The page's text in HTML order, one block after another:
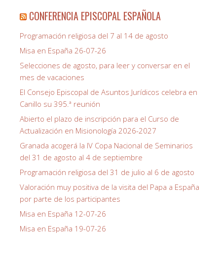
CONFERENCIA EPISCOPAL ESPAÑOLA
Programación religiosa del 7 al 14 de agosto
Misa en España 26-07-26
Selecciones de agosto, para leer y conversar en el
mes de vacaciones
El Consejo Episcopal de Asuntos Jurídicos celebra en
Canillo su 395.ª reunión
Abierto el plazo de inscripción para el Curso de
Actualización en Misionología 2026-2027
Granada acogerá la IV Copa Nacional de Seminarios
del 31 de agosto al 4 de septiembre
Programación religiosa del 31 de julio al 6 de agosto
Valoración muy positiva de la visita del Papa a España
por parte de los participantes
Misa en España 12-07-26
Misa en España 19-07-26